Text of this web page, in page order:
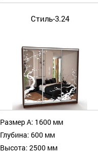
Стиль-3.24
Размер А: 1600 мм
Глубина: 600 мм
Высота: 2500 мм